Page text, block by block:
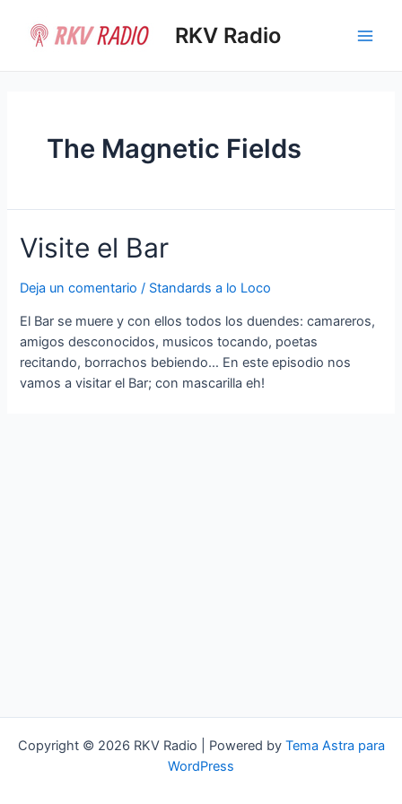
contenido
RKV Radio
The Magnetic Fields
Visite el Bar
Deja un comentario / Standards a lo Loco
El Bar se muere y con ellos todos los duendes: camareros,
amigos desconocidos, musicos tocando, poetas
recitando, borrachos bebiendo… En este episodio nos
vamos a visitar el Bar; con mascarilla eh!
Copyright © 2026 RKV Radio | Powered by Tema Astra para
WordPress